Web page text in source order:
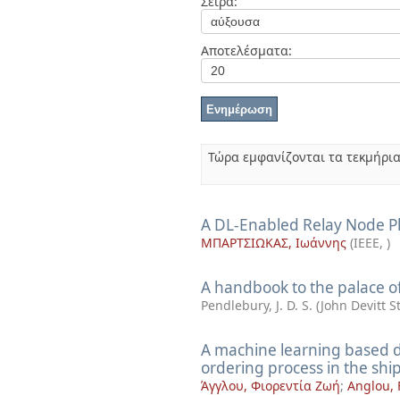
Αποτελέσματα:
Τώρα εμφανίζονται τα
A DL-Enabled Relay Node
ΜΠΑΡΤΣΙΩΚΑΣ, Ιωάννης (IEEE, )
A handbook to the palace
Pendlebury, J. D. S. (John Devitt
A machine learning based
ordering process in the
Άγγλου, Φιορεντία Ζωή; Anglou,